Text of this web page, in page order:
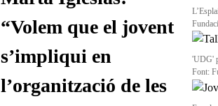
“Volem que el jovent
s’impliqui en
l’organització de les
'UDG'
Font: